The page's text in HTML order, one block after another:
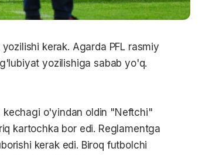
kerak. Agarda PFL rasmiy
yozilishiga sabab yo'q.
kechagi o'yindan oldin "Neftchi"
kartochka bor edi. Reglamentga
kerak edi. Biroq futbolchi